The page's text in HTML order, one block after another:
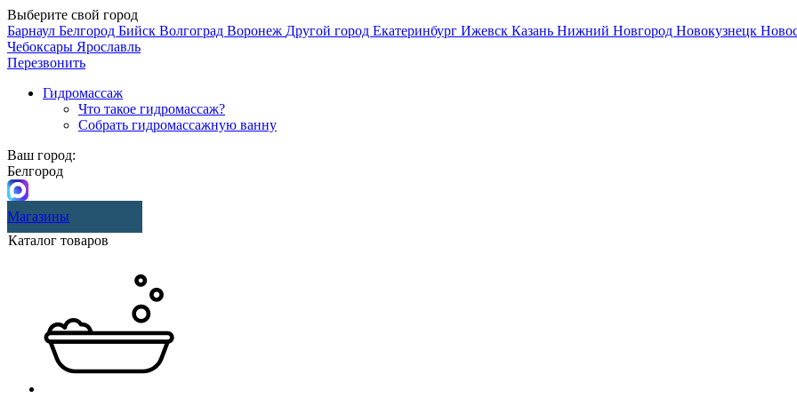
Выберите свой город
Барнаул Белгород Бийск Волгоград Воронеж Другой город Екатеринбург Ижевск Казань Нижний Новгород Новокузнецк
Чебоксары Ярославль
Перезвонить
Гидромассаж
Что такое гидромассаж?
Собрать гидромассажную ванну
Ваш город:
Белгород
Магазины
Каталог товаров